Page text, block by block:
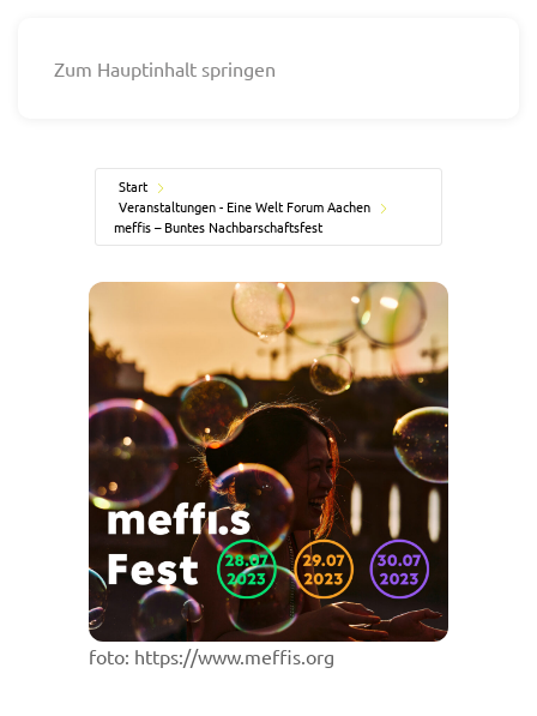
Zum Hauptinhalt springen
Start
Veranstaltungen - Eine Welt Forum Aachen
meffis – Buntes Nachbarschaftsfest
foto: https://www.meffis.org